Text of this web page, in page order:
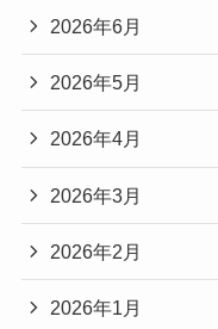
2026年6月
2026年5月
2026年4月
2026年3月
2026年2月
2026年1月